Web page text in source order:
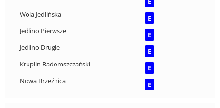
Wola Jedlińska
E
Jedlino Pierwsze
E
Jedlino Drugie
E
Kruplin Radomszczański
E
Nowa Brzeźnica
E